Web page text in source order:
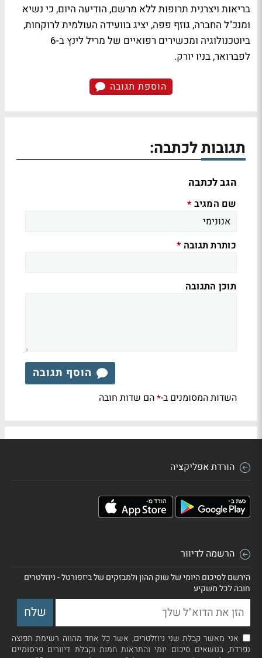
בריאות ויצרנית תרופות ללא מרשם, הודיעה היום, כי נשיא
ומנכ"ל החברה, גוזף פפה, יציג בוועידה העולמית לרוקחות,
ביוטכנולוגיה ומכשירים רפואיים של מריל לינץ ב-6
לפברואר, בניו יורק.
הוספת תגובה
תגובות לכתבה:
הגב לכתבה
שם המגיב *
כותרת תגובה *
תוכן התגובה
הוסף תגובה
השדות המסומנים ב-*הם שדות חובה
הורדת אפליקציה
הרשמה לדיוור
הירשם לסיכום היומי של שוק ההון ולמבזקים של ביזפורטל - ניוזלטרים
חובה לכל משקיע
אני מאשר קבלת שני ניוזלטרים, אשר כל אחד מהווה רשימת תפוצה
נפרדת, בנושאים סיכום יומי והתראות חמות וקבלת דיוורים פרסומיים